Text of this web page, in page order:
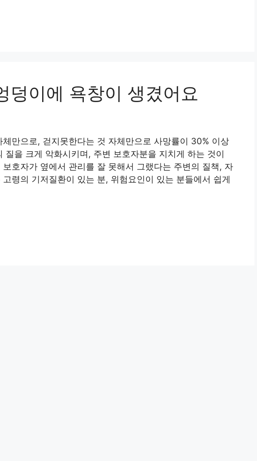
덩이에 욕창이 생겼어요
만으로, 걷지못한다는 것 자체만으로 사망률이 30% 이상
을 크게 악화시키며, 주변 보호자분을 지치게 하는 것이
호자가 옆에서 관리를 잘 못해서 그랬다는 주변의 질책, 자
령의 기저질환이 있는 분, 위험요인이 있는 분들에서 쉽게